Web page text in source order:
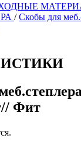
/Скобы для
Фит